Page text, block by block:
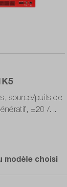
source/puits de
±20 /
modèle choisi